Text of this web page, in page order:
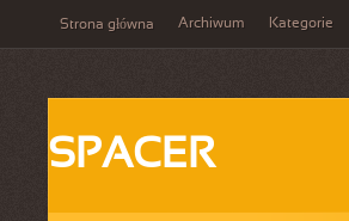
Strona główna Archiwum Kategorie
SPACER